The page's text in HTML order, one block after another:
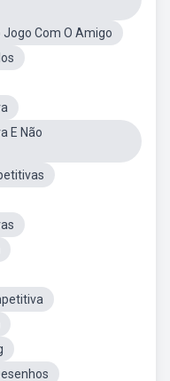
Com O Amigo
E Não